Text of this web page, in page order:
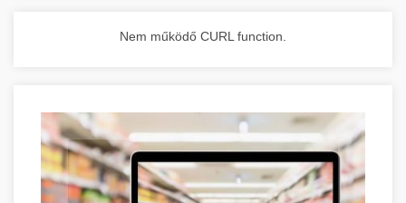
Nem működő CURL function.